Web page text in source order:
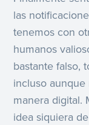
las
tenemos con
humanos
bastante falso,
incluso
manera digital.
idea siquiera